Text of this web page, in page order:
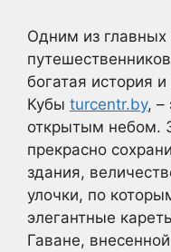
Одним из
богатая история
Кубы turcentr.by, –
открытым небом.
прекрасно
здания,
улочки, по
элегантные
Гаване,